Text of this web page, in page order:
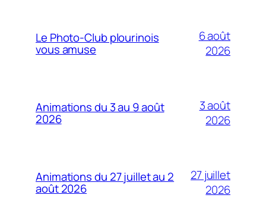
Le Photo-Club plourinois
vous amuse
6 août
2026
Animations du 3 au 9 août
2026
3 août
2026
Animations du 27 juillet au 2
août 2026
27 juillet
2026